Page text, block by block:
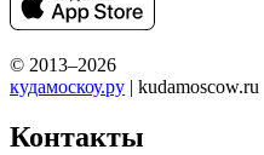
© 2013–2026
кудамоскоу.ру | kudamoscow.ru
Контакты